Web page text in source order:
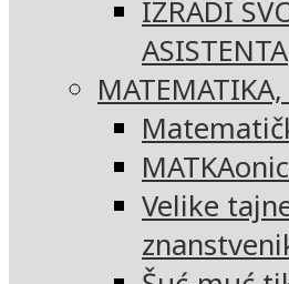
IZRADI
ASISTENTA
Velike